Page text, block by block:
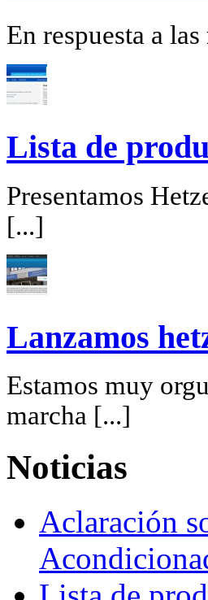
En respuesta a las
Lista de
Presentamos
[...]
Lanzamos
Estamos muy
marcha [...]
Noticias
Aclaración